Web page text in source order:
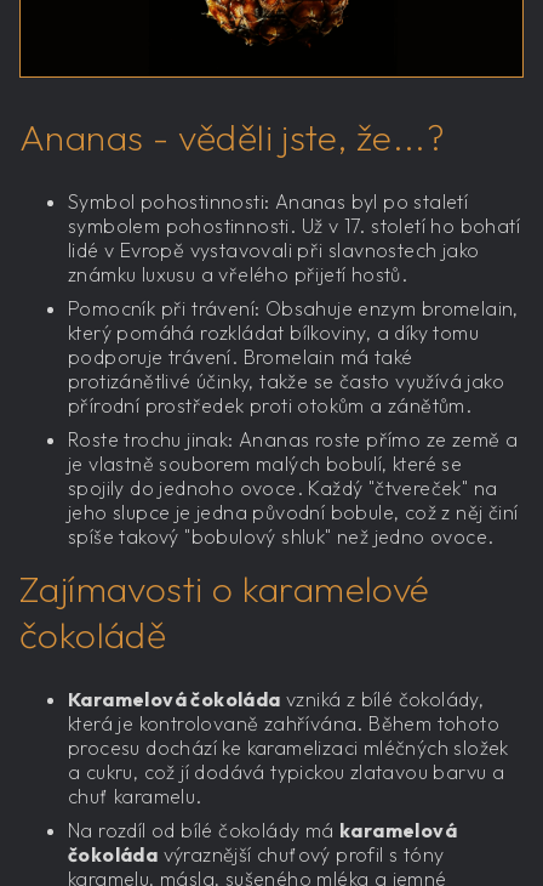
Ananas - věděli jste, že...?
Symbol pohostinnosti: Ananas byl po staletí
symbolem pohostinnosti. Už v 17. století ho bohatí
lidé v Evropě vystavovali při slavnostech jako
známku luxusu a vřelého přijetí hostů.
Pomocník při trávení: Obsahuje enzym bromelain,
který pomáhá rozkládat bílkoviny, a díky tomu
podporuje trávení. Bromelain má také
protizánětlivé účinky, takže se často využívá jako
přírodní prostředek proti otokům a zánětům.
Roste trochu jinak: Ananas roste přímo ze země a
je vlastně souborem malých bobulí, které se
spojily do jednoho ovoce. Každý "čtvereček" na
jeho slupce je jedna původní bobule, což z něj činí
spíše takový "bobulový shluk" než jedno ovoce.
Zajímavosti o karamelové
čokoládě
Karamelová čokoláda vzniká z bílé čokolády,
která je kontrolovaně zahřívána. Během tohoto
procesu dochází ke karamelizaci mléčných složek
a cukru, což jí dodává typickou zlatavou barvu a
chuť karamelu.
Na rozdíl od bílé čokolády má karamelová
čokoláda výraznější chuťový profil s tóny
karamelu, másla, sušeného mléka a jemné